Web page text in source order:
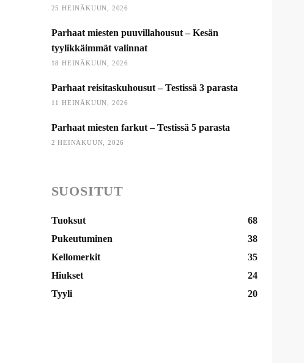
25 HEINÄKUUN, 2026
Parhaat miesten puuvillahousut – Kesän
tyylikkäimmät valinnat
18 HEINÄKUUN, 2026
Parhaat reisitaskuhousut – Testissä 3 parasta
11 HEINÄKUUN, 2026
Parhaat miesten farkut – Testissä 5 parasta
2 HEINÄKUUN, 2026
SUOSITUT
Tuoksut
68
Pukeutuminen
38
Kellomerkit
35
Hiukset
24
Tyyli
20